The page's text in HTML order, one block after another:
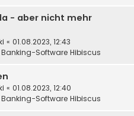
- aber nicht mehr
« 01.08.2023, 12:43
Banking-Software Hibiscus
« 01.08.2023, 12:40
Banking-Software Hibiscus